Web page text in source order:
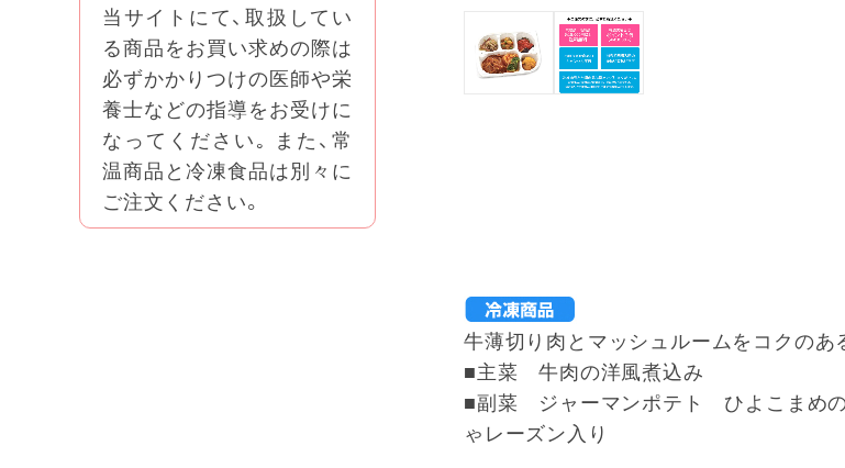
牛薄切り肉とマッシュルームをコクのあ
■主菜 牛肉の洋風煮込み
■副菜 ジャーマンポテト ひよこまめ
ゃレーズン入り
当サイトにて、取扱してい
る商品をお買い求めの際は
必ずかかりつけの医師や栄
養士などの指導をお受けに
なってください｡ また、常
温商品と冷凍食品は別々に
ご注文ください。